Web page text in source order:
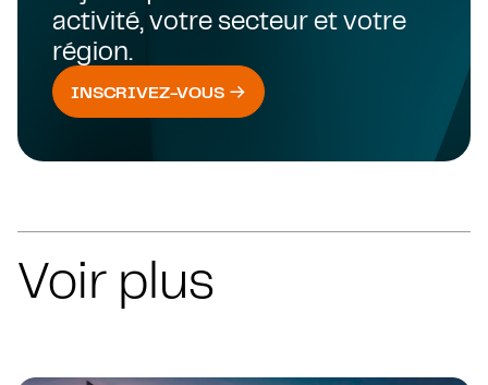
activité, votre secteur et votre
région.
INSCRIVEZ-VOUS
Voir plus